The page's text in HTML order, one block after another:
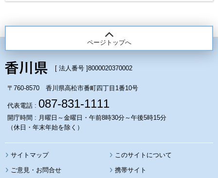
ページトップへ
[ 法人番号 ]8000020370002
〒760-8570 香川県高松市番町四丁目1番10号
代表電話 : 087-831-1111
開庁時間 : 月曜日～金曜日・午前8時30分～午後5時15分
（休日・年末年始を除く）
サイトマップ このサイトについて
携帯サイト